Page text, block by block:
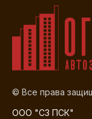
© Все права
ООО "СЗ ПСК"